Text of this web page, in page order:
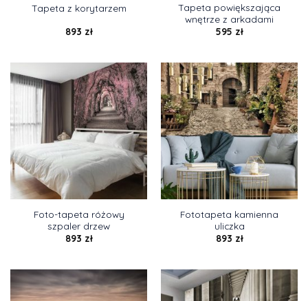
Tapeta z korytarzem
893 zł
Tapeta powiększająca
wnętrze z arkadami
595 zł
Foto-tapeta różowy
szpaler drzew
893 zł
Fototapeta kamienna
uliczka
893 zł